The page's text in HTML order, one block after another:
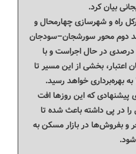
بیان کرد.
راه و شهرسازی چهارمحال و
دوم محور سورشجان–سودجان
با پیشرفت فیزیکی ۳۵ درصدی در حال اجراست و با
تومان اعتبار، بخشی از این مسیر تا
پیشنهادی که این روزها افت
در پی داشته باعث شده تا
و بفروش‌ها در بازار مسکن به